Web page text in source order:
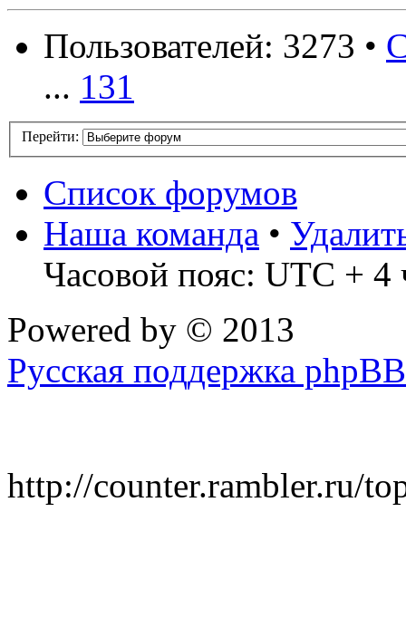
Пользователей: 3273 •
... 131
Перейти:
Список форумов
Наша команда •
Часовой пояс: UTC + 4
Powered by © 2013
Русская поддержка phpBB
http://counter.rambler.ru/